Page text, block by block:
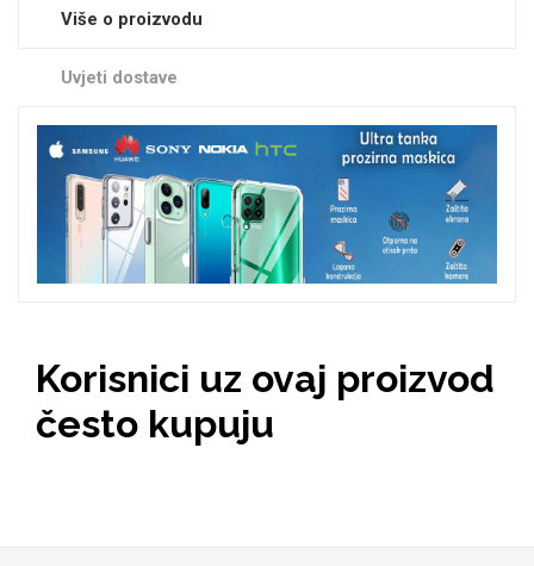
Više o proizvodu
Uvjeti dostave
Korisnici uz ovaj proizvod
često kupuju
Zodiac Halloween